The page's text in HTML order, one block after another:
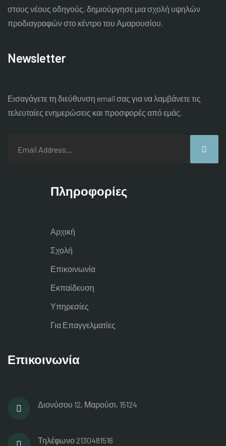
στους νέους οδηγούς, δημιούργησε μια σχολή υψηλών
προδιαγραφών στο κέντρο του Αμαρουσίου.
Newsletter
Εισαγάγετε τη διεύθυνση email σας για να λαμβάνετε τις
τελευταίες ενημερώσεις και προσφορές από εμάς.
Πληροφορίες
Αρχική
Σχολή
Επικοινωνία
Εκπαίδευση
Υπηρεσίες
Για Επαγγελματίες
Επικοινωνία
Διονύσου 12, Μαρούσι, 15124
Τηλέφωνο 2130481516